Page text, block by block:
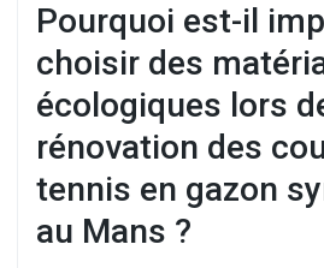
Pourquoi est-il
choisir des
écologiques lors
rénovation des
tennis en gazon
au Mans ?